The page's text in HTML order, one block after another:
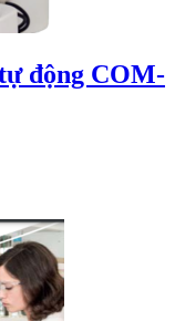
động COM-